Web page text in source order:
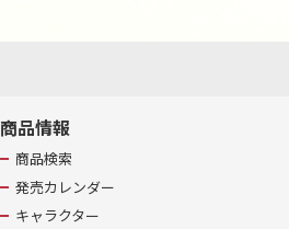
商品情報
商品検索
発売カレンダー
キャラクター